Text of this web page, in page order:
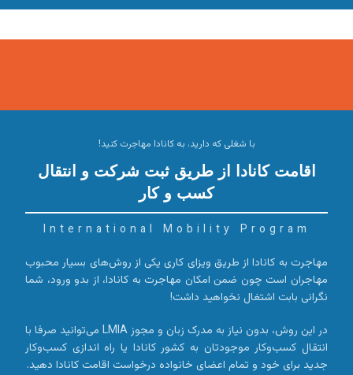
با شغلی که دارید، به کانادا مهاجرت کنید!
اقامت کانادا از طریق ثبت شرکت و انتقال
کسب و کار
International Mobility Program
مهاجرت به کانادا از طریق ویزای کاری یکی از روش‌های بسیار محبوب
مهاجران است چون ضمن امکان مهاجرت به کانادا، از بدو ورود، شما
نگرانی بابت اشتغال نخواهید داشت!
در این روش، بدون نیاز به مدرک زبان و مجوز LMIA می‌توانید صرفا با
انتقال کسب‌و‌کار موجودتان به کشور کانادا یا راه اندازی کسب‌و‌کار
جدید برای خود و تمام اعضای خانواده درخواست اقامت کانادا دهید.